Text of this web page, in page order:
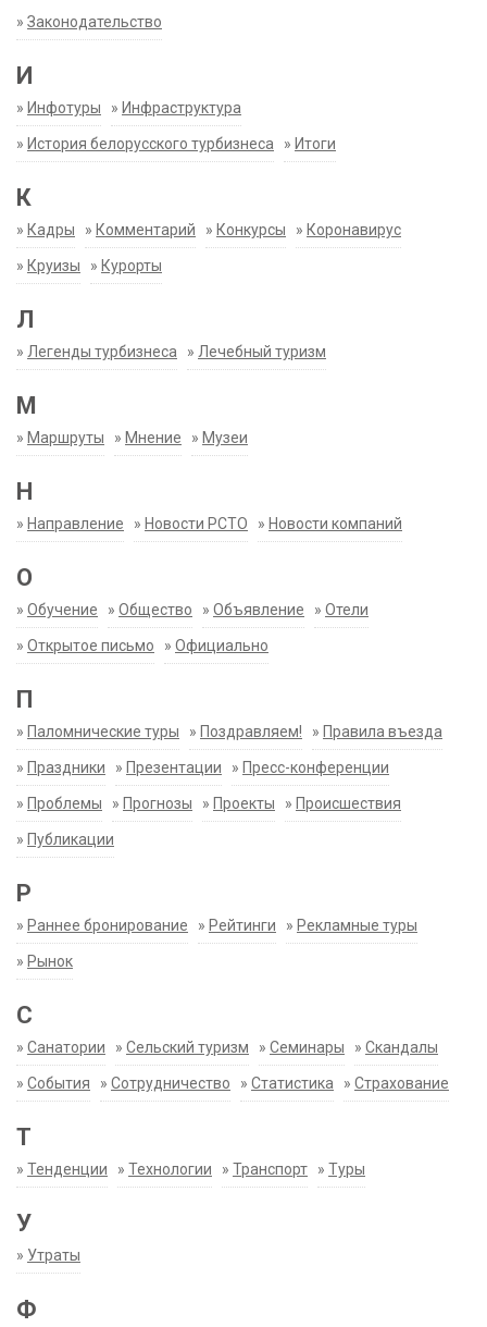
» Законодательство
И
» Инфотуры » Инфраструктура
» История белорусского турбизнеса » Итоги
К
» Кадры » Комментарий » Конкурсы » Коронавирус
» Круизы » Курорты
Л
» Легенды турбизнеса » Лечебный туризм
М
» Маршруты » Мнение » Музеи
Н
» Направление » Новости РСТО » Новости компаний
О
» Обучение » Общество » Объявление » Отели
» Открытое письмо » Официально
П
» Паломнические туры » Поздравляем! » Правила въезда
» Праздники » Презентации » Пресс-конференции
» Проблемы » Прогнозы » Проекты » Происшествия
» Публикации
Р
» Раннее бронирование » Рейтинги » Рекламные туры
» Рынок
С
» Санатории » Сельский туризм » Семинары » Скандалы
» События » Сотрудничество » Статистика » Страхование
Т
» Тенденции » Технологии » Транспорт » Туры
У
» Утраты
Ф